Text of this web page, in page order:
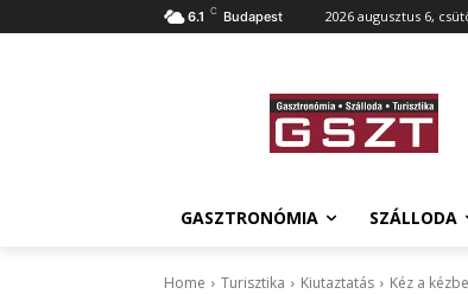
6.1 C Budapest 2026 augusztus 6,
GASZTRONÓMIA SZÁLLODA
Home Turisztika Kiutaztatás Kéz a